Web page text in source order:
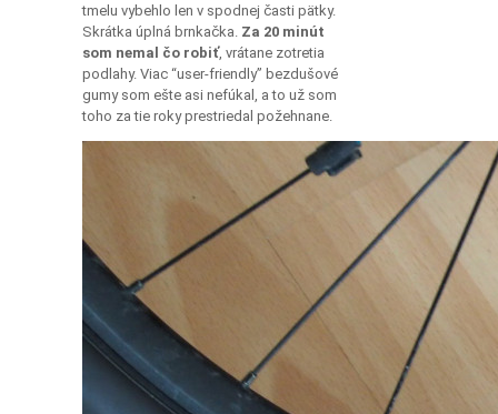
tmelu vybehlo len v spodnej časti pätky.
Skrátka úplná brnkačka. Za 20 minút
som nemal čo robiť, vrátane zotretia
podlahy. Viac “user-friendly” bezdušové
gumy som ešte asi nefúkal, a to už som
toho za tie roky prestriedal požehnane.